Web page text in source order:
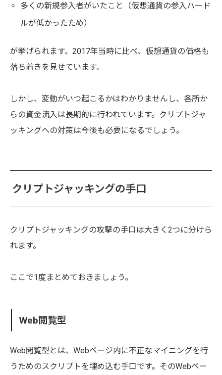
多くの新規参入者がいたこと（仮想通貨の参入ハード
ルが低かったため）
が挙げられます。2017年当時に比べ、仮想通貨の価格も
落ち着きを見せています。
しかし、変動がいつ起こるかはわかりませんし、各所か
らの資金流入は長期的に行われています。クリプトジャ
ッキングへの対策は今後も必要になるでしょう。
クリプトジャッキングの手口
クリプトジャッキングの攻撃の手口は大きく2つに分けら
れます。
ここで1度まとめておきましょう。
Web閲覧型
Web閲覧型とは、Webページ内に不正なマイニングを行
うためのスクリプトを埋め込む手口です。そのWebペー